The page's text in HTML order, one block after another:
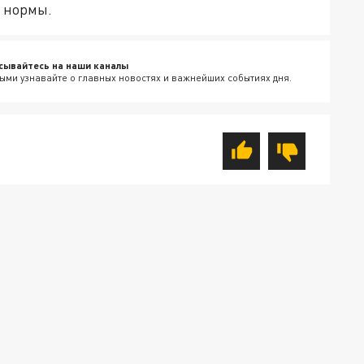
нормы.
на наши каналы
узнавайте о главных новостях и важнейших событиях дня.